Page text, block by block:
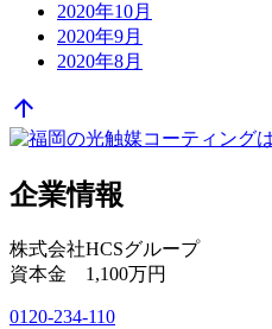
2020年10月
2020年9月
2020年8月
arrow_upward
企業情報
株式会社HCSグループ
資本金 1,100万円
0120-234-110